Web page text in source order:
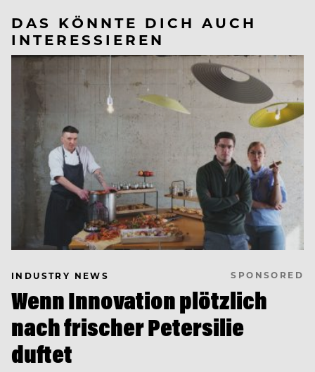
DAS KÖNNTE DICH AUCH
INTERESSIEREN
INDUSTRY NEWS SPONSORED
Wenn Innovation plötzlich
nach frischer Petersilie
duftet